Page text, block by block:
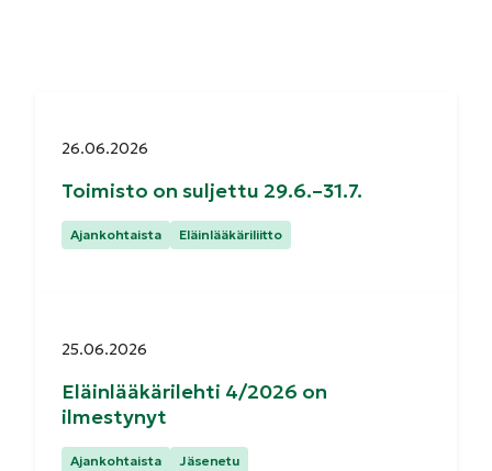
Julkaistu:
26.06.2026
Toimisto on suljettu 29.6.–31.7.
Kategoriat:
Ajankohtaista Eläinlääkäriliitto
Julkaistu:
25.06.2026
Eläinlääkärilehti 4/2026 on
ilmestynyt
Kategoriat:
Ajankohtaista Jäsenetu